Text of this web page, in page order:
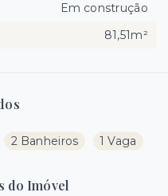
2 Banheiros 1 Vaga
do Imóvel
Em construção
81,51m²